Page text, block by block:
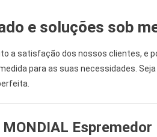
e soluções sob
a satisfação dos nossos clientes, e
para as suas necessidades.
MONDIAL